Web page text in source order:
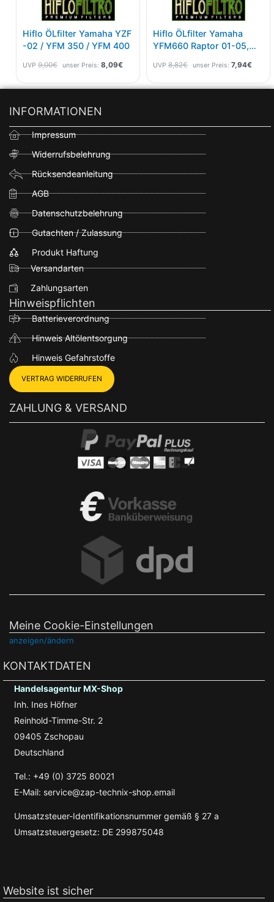
Hiflo ÖLfilter Yamaha YZF
-02 / YFM 350 / YFM 400
UVP 9,00€ unser Preis: 8,09€
Hiflo ÖLfilter Yamaha
YFM660 Raptor 01-05,
Motoren -MXU
UVP 8,82€ unser Preis: 7,94€
INFORMATIONEN
Impressum
Widerrufsbelehrung
Rücksendeanleitung
AGB
Datenschutzbelehrung
Gutachten / Zulassung
Produkt Haftung
Versandarten
Zahlungsarten
Hinweispflichten
Batterieverordnung
Hinweis Altölentsorgung
Hinweis Gefahrstoffe
VERTRAG WIDERRUFEN
ZAHLUNG & VERSAND
Meine Cookie-Einstellungen
anzeigen/ändern
KONTAKTDATEN
Handelsagentur MX-Shop
Inh. Ines Höfner
Reinhold-Timme-Str. 2
09405 Zschopau
Deutschland
Tel.: +49 (0) 3725 80021
E-Mail: service@zap-technix-shop.email
Umsatzsteuer-Identifikationsnummer gemäß § 27 a
Umsatzsteuergesetz: DE 299875048
Website ist sicher